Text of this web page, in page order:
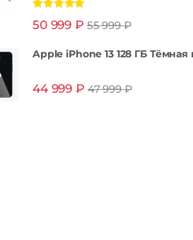
из 5
50 999 ₽ 55 999₽
Apple iPhone 13 128 ГБ Тёмная
44 999 ₽ 47 999₽